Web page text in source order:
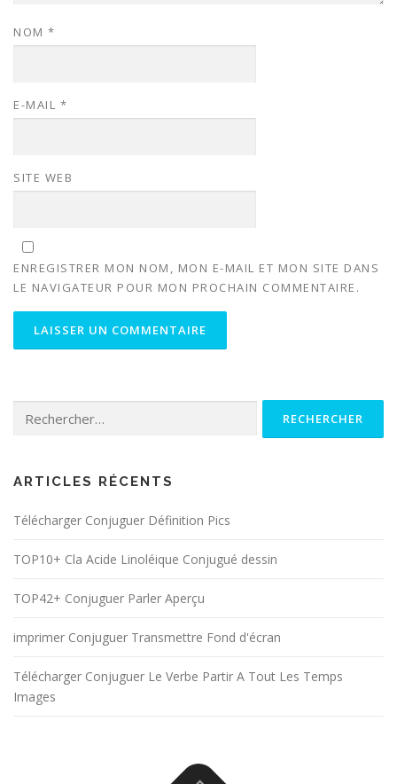
NOM *
E-MAIL *
SITE WEB
ENREGISTRER MON NOM, MON E-MAIL ET MON SITE DANS
LE NAVIGATEUR POUR MON PROCHAIN COMMENTAIRE.
ARTICLES RÉCENTS
Télécharger Conjuguer Définition Pics
TOP10+ Cla Acide Linoléique Conjugué dessin
TOP42+ Conjuguer Parler Aperçu
imprimer Conjuguer Transmettre Fond d'écran
Télécharger Conjuguer Le Verbe Partir A Tout Les Temps
Images